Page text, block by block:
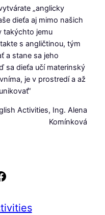
„anglicky
dieťa aj mimo našich
takýchto jemu
s angličtinou, tým
a stane sa jeho
sa dieťa učí materinský
je v prostredí a až
Activities, Ing. Alena
Komínková